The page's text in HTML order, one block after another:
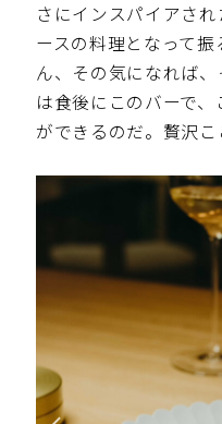
さにインスパイアさ
ースの料理となって
ん、その気になれば
は食後にこのバーで
ができるのだ。贅沢こ